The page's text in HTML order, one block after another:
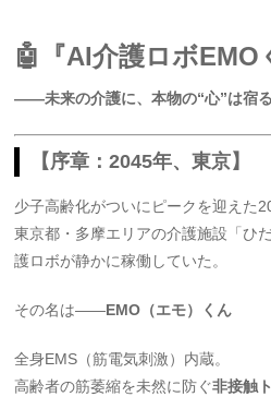
🤖『AI介護ロボEMO
――未来の介護に、本物の“心”は宿
【序章：2045年、東京】
少子高齢化がついにピークを迎えた
東京都・多摩エリアの介護施設「ひ
護ロボが静かに稼働していた。
その名は――EMO（エモ）くん
全身EMS（筋電気刺激）内蔵。
高齢者の筋萎縮を未然に防ぐ非接触